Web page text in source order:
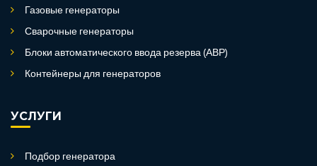
Газовые генераторы
Сварочные генераторы
Блоки автоматического ввода резерва (АВР)
Контейнеры для генераторов
УСЛУГИ
Подбор генератора